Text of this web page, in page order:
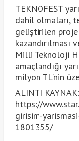
TEKNOFEST
dahil olmaları,
geliştirilen
Milli Teknoloji
amaçlandığı
milyon TL'nin
ALINTI KAYNAK:
https://
girisim-
1801355/